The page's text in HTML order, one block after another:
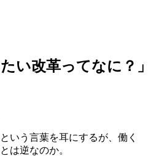
い改革ってなに？」
いう言葉を耳にするが、働く
は逆なのか。